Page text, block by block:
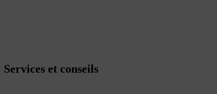
Services et conseils